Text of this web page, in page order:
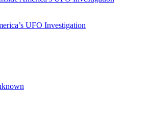
UFO Investigation